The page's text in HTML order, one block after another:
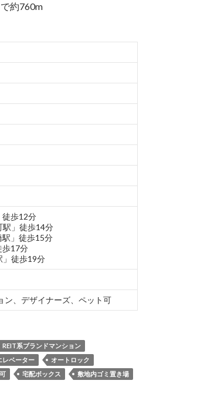
約760m
徒歩12分
駅」徒歩14分
」徒歩15分
歩17分
」徒歩19分
ン、デザイナーズ、ペット可
REIT系ブランドマンション
レベーター
オートロック
宅配ボックス
敷地内ゴミ置き場